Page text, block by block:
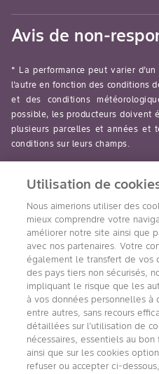
Avis de non-
* La performance peut varier
l’autre en fonction des conditions
et des conditions
possible, les producteurs doivent
plusieurs parcelles et années et
conditions sur leurs champs.
Accessibilité Conditions
Utilisation de
Nous aimerions utiliser des
mieux comprendre votre
améliorer notre site ainsi que
avec nos partenaires. Votre
également le transfert de vos
des pays tiers non sécurisés,
impliquant le risque que les
à vos données personnelles à
entre autres, sans recours
détaillées sur l’utilisation de
nécessaires, essentiels au
ainsi que sur les cookies
refuser ou accepter ci-